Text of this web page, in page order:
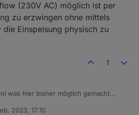
(230V AC) möglich ist per
zu erzwingen ohne mittels
Einspeisung physisch zu
1
was hier bisher möglich gemacht
nun im ioBroker und kann zum
ich es nicht hin den AC Out
2023, 17:10